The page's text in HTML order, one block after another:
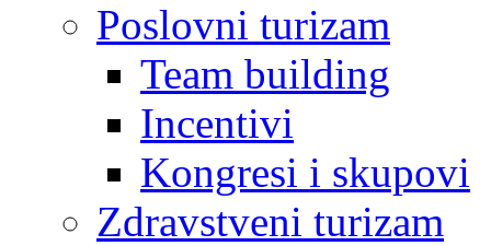
Poslovni turizam
Team building
Incentivi
Kongresi i skupovi
Zdravstveni turizam